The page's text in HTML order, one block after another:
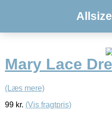
Mary Lace
(Læs mere)
99 kr. (Vis fragtpris)